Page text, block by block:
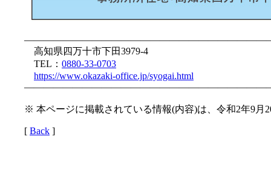
高知県四万十市下田3979-4
TEL： 0880-33-0703
https://www.okazaki-office.jp/syogai.html
※ 本ページに掲載されている情報(内容)は、令和2年9月
[ Back ]